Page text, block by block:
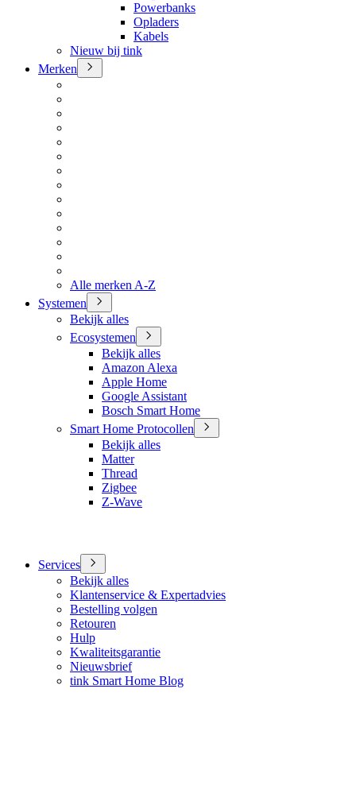
Powerbanks
Opladers
Kabels
Nieuw bij tink
Merken
Alle merken A-Z
Systemen
Bekijk alles
Ecosystemen
Bekijk alles
Amazon Alexa
Apple Home
Google Assistant
Bosch Smart Home
Smart Home Protocollen
Bekijk alles
Matter
Thread
Zigbee
Z-Wave
Services
Bekijk alles
Klantenservice & Expertadvies
Bestelling volgen
Retouren
Hulp
Kwaliteitsgarantie
Nieuwsbrief
tink Smart Home Blog